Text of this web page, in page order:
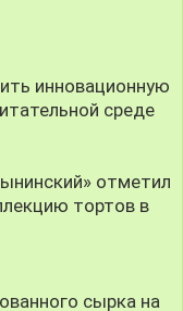
инновационную
среде
отметил
тортов в
сырка на